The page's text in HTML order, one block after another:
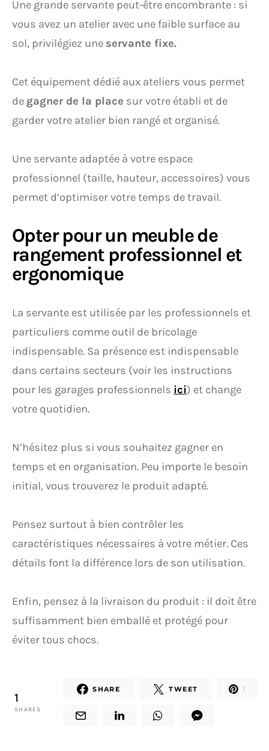
Une grande servante peut-être encombrante : si
vous avez un atelier avec une faible surface au
sol, privilégiez une servante fixe.
Cet équipement dédié aux ateliers vous permet
degagner de la place sur votre établi et de
garder votre atelier bien rangé et organisé.
Une servante adaptée à votre espace
professionnel (taille, hauteur, accessoires) vous
permet d’optimiser votre temps de travail.
Opter pour un meuble de
rangement professionnel et
ergonomique
La servante est utilisée par les professionnels et
particuliers comme outil de bricolage
indispensable. Sa présence est indispensable
dans certains secteurs (voir les instructions
pour les garages professionnels ici) et change
votre quotidien.
N’hésitez plus si vous souhaitez gagner en
temps et en organisation. Peu importe le besoin
initial, vous trouverez le produit adapté.
Pensez surtout à bien contrôler les
caractéristiques nécessaires à votre métier. Ces
détails font la différence lors de son utilisation.
Enfin, pensez à la livraison du produit : il doit être
suffisamment bien emballé et protégé pour
éviter tous chocs.
1
SHARES
SHARE TWEET 1